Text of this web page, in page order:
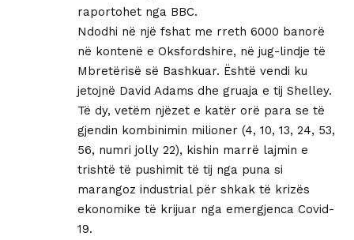
raportohet nga BBC.
Ndodhi në një fshat me rreth 6000 banorë
në kontenë e Oksfordshire, në jug-lindje të
Mbretërisë së Bashkuar. Është vendi ku
jetojnë David Adams dhe gruaja e tij Shelley.
Të dy, vetëm njëzet e katër orë para se të
gjendin kombinimin milioner (4, 10, 13, 24, 53,
56, numri jolly 22), kishin marrë lajmin e
trishtë të pushimit të tij nga puna si
marangoz industrial për shkak të krizës
ekonomike të krijuar nga emergjenca Covid-
19.